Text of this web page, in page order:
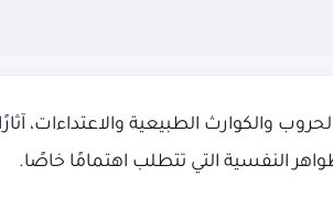
والكوارث الطبيعية والاعتداءات،
النفسية التي تتطلب اهتمامًا خاصًا.